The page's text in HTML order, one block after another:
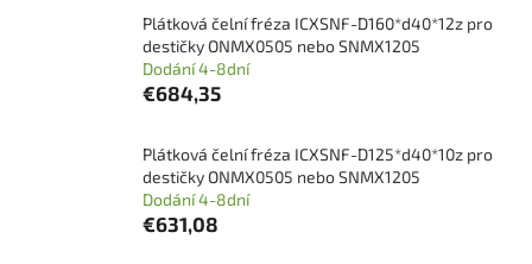
Plátková čelní fréza ICXSNF-D160*d40*12z pro
destičky ONMX0505 nebo SNMX1205
Dodání 4-8dní
€684,35
Plátková čelní fréza ICXSNF-D125*d40*10z pro
destičky ONMX0505 nebo SNMX1205
Dodání 4-8dní
€631,08